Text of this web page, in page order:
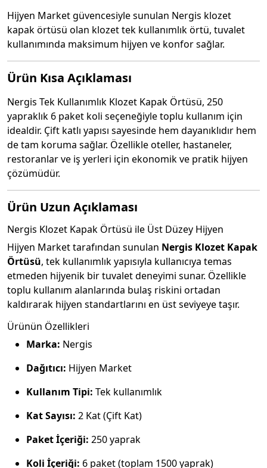
Hijyen Market güvencesiyle sunulan Nergis klozet
kapak örtüsü olan klozet tek kullanımlık örtü, tuvalet
kullanımında maksimum hijyen ve konfor sağlar.
Ürün Kısa Açıklaması
Nergis Tek Kullanımlık Klozet Kapak Örtüsü, 250
yapraklık 6 paket koli seçeneğiyle toplu kullanım için
idealdir. Çift katlı yapısı sayesinde hem dayanıklıdır hem
de tam koruma sağlar. Özellikle oteller, hastaneler,
restoranlar ve iş yerleri için ekonomik ve pratik hijyen
çözümüdür.
Ürün Uzun Açıklaması
Nergis Klozet Kapak Örtüsü ile Üst Düzey Hijyen
Hijyen Market tarafından sunulan Nergis Klozet Kapak
Örtüsü, tek kullanımlık yapısıyla kullanıcıya temas
etmeden hijyenik bir tuvalet deneyimi sunar. Özellikle
toplu kullanım alanlarında bulaş riskini ortadan
kaldırarak hijyen standartlarını en üst seviyeye taşır.
Ürünün Özellikleri
Marka: Nergis
Dağıtıcı: Hijyen Market
Kullanım Tipi: Tek kullanımlık
Kat Sayısı: 2 Kat (Çift Kat)
Paket İçeriği: 250 yaprak
Koli İçeriği: 6 paket (toplam 1500 yaprak)